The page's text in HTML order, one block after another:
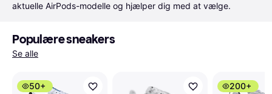
aktuelle AirPods-modelle og hjælper dig med at vælge.
Populære sneakers
Se alle
50+ 200+